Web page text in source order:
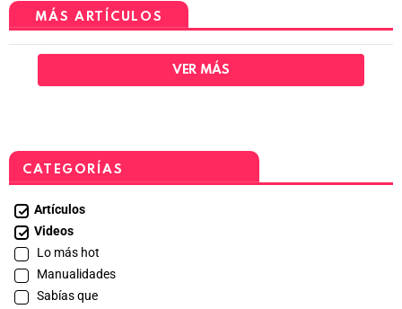
MÁS ARTÍCULOS
VER MÁS
CATEGORÍAS
Artículos
Videos
Lo más hot
Manualidades
Sabías que